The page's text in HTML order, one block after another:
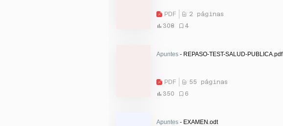
PDF
2 páginas
308
4
Apuntes - REPASO-TEST-SALUD-PUBLICA.pdf
PDF
55 páginas
350
6
Apuntes - EXAMEN.odt